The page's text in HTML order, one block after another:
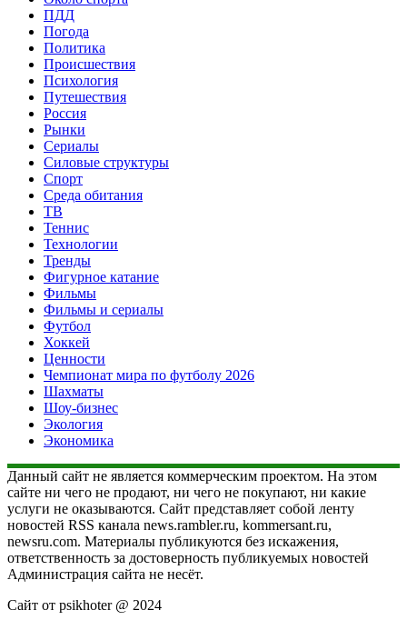
ПДД
Погода
Политика
Происшествия
Психология
Путешествия
Россия
Рынки
Сериалы
Силовые структуры
Спорт
Среда обитания
ТВ
Теннис
Технологии
Тренды
Фигурное катание
Фильмы
Фильмы и сериалы
Футбол
Хоккей
Ценности
Чемпионат мира по футболу 2026
Шахматы
Шоу-бизнес
Экология
Экономика
Данный сайт не является коммерческим проектом. На этом
сайте ни чего не продают, ни чего не покупают, ни какие
услуги не оказываются. Сайт представляет собой ленту
новостей RSS канала news.rambler.ru, kommersant.ru,
newsru.com. Материалы публикуются без искажения,
ответственность за достоверность публикуемых новостей
Администрация сайта не несёт.
Сайт от psikhoter @ 2024